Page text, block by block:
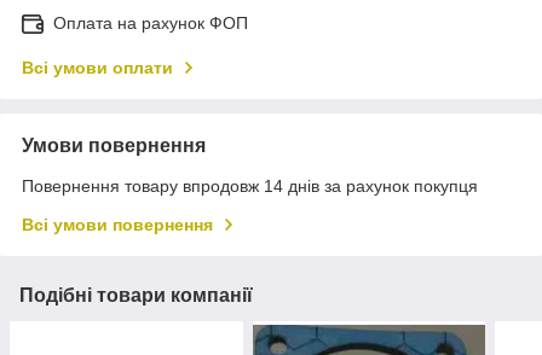
Оплата на рахунок ФОП
Всі умови оплати
Умови повернення
Повернення товару впродовж 14 днів за рахунок покупця
Всі умови повернення
Подібні товари компанії